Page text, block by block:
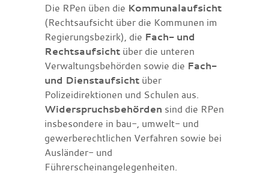
Die RPen üben die Kommunalaufsicht
(Rechtsaufsicht über die Kommunen im
Regierungsbezirk), die Fach- und
Rechtsaufsicht über die unteren
Verwaltungsbehörden sowie die Fach-
und Dienstaufsicht über
Polizeidirektionen und Schulen aus.
Widerspruchsbehörden sind die RPen
insbesondere in bau-, umwelt- und
gewerberechtlichen Verfahren sowie bei
Ausländer- und
Führerscheinangelegenheiten.